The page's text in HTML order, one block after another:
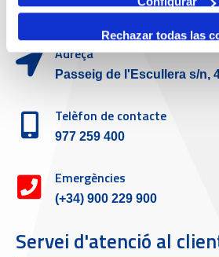
Rechazar todas las
Adreça
Passeig de l'Escullera s/n,
Telèfon de contacte
977 259 400
Emergències
(+34) 900 229 900
Servei d'atenció al